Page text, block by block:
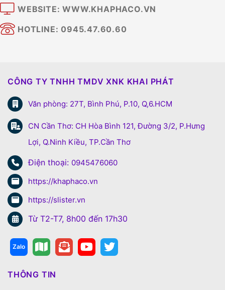
WEBSITE: WWW.KHAPHACO.VN
HOTLINE: 0945.47.60.60
CÔNG TY TNHH TMDV XNK KHAI PHÁT
Văn phòng: 27T, Bình Phú, P.10, Q,6.HCM
CN Cần Thơ: CH Hòa Bình 121, Đường 3/2, P.Hưng
Lợi, Q.Ninh Kiều, TP.Cần Thơ
Điện thoại: 0945476060
https://khaphaco.vn
https://slister.vn
Từ T2-T7, 8h00 đến 17h30
THÔNG TIN